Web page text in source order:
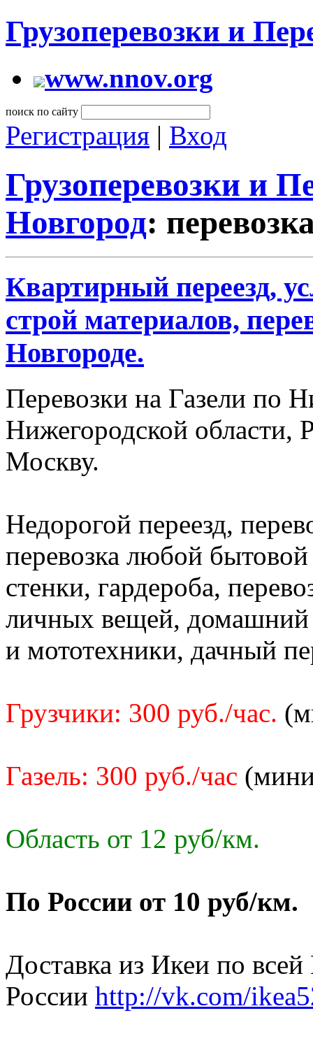
Грузоперевозки и
www.nnov.org
поиск по сайту
Регистрация | Вход
Грузоперевозки и
Новгород:
Квартирный переезд,
строй материалов,
Новгороде.
Перевозки на Газели по
Нижегородской области,
Москву.
Недорогой переезд,
перевозка любой
стенки, гардероба,
личных вещей, домашний
и мототехники, дачный
Грузчики: 300 руб./час.
Газель: 300 руб./час
Область от 12 руб/км.
По России от 10 руб/км.
Доставка из Икеи по
России http://vk.com/